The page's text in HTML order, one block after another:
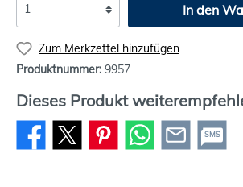
In den
Zum Merkzettel hinzufügen
Produktnummer: 9957
Dieses Produkt
SMS